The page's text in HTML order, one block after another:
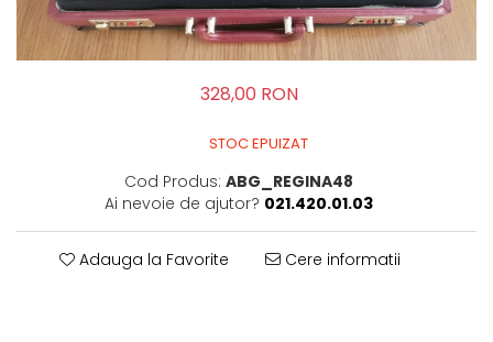
328,00 RON
STOC EPUIZAT
Cod Produs: ABG_REGINA48
Ai nevoie de ajutor? 021.420.01.03
Adauga la Favorite Cere informatii